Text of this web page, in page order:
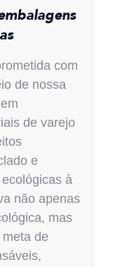
com
de nossa
de varejo
e
à
não apenas
mas
de